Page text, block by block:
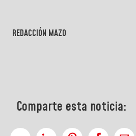
REDACCIÓN MAZO
Comparte esta noticia: